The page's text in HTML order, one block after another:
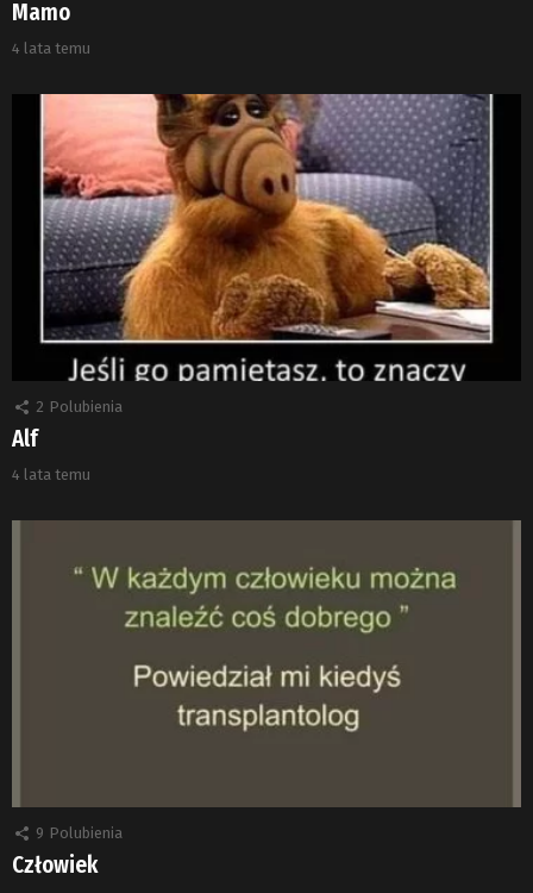
Mamo
4 lata temu
2 Polubienia
Alf
4 lata temu
9 Polubienia
Człowiek